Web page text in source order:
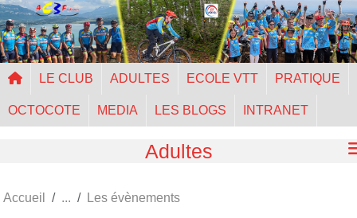
LE CLUB ADULTES ECOLE VTT PRATIQUE
OCTOCOTE MEDIA LES BLOGS INTRANET
Adultes
Accueil Les évènements
Panneau de gestion des cookies